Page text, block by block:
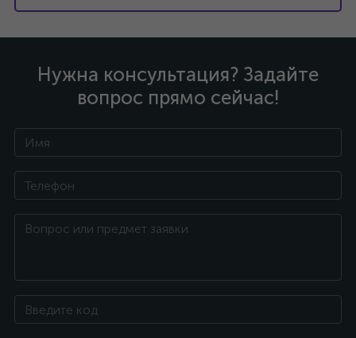
Нужна консультация? Задайте
вопрос прямо сейчас!